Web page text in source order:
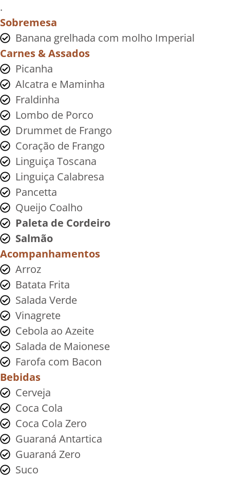
.
Sobremesa
Banana grelhada com molho Imperial
Carnes & Assados
Picanha
Alcatra e Maminha
Fraldinha
Lombo de Porco
Drummet de Frango
Coração de Frango
Linguiça Toscana
Linguiça Calabresa
Pancetta
Queijo Coalho
Paleta de Cordeiro
Salmão
Acompanhamentos
Arroz
Batata Frita
Salada Verde
Vinagrete
Cebola ao Azeite
Salada de Maionese
Farofa com Bacon
Bebidas
Cerveja
Coca Cola
Coca Cola Zero
Guaraná Antartica
Guaraná Zero
Suco